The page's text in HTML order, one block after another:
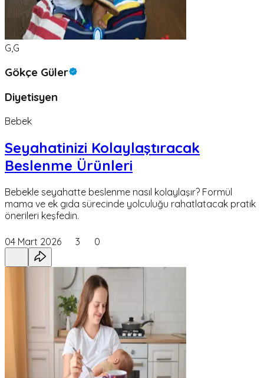
G,G
Gökçe Güler
Diyetisyen
Bebek
Seyahatinizi Kolaylaştıracak
Beslenme Ürünleri
Bebekle seyahatte beslenme nasıl kolaylaşır? Formül
mama ve ek gıda sürecinde yolculuğu rahatlatacak pratik
önerileri keşfedin.
04 Mart 2026 3 0